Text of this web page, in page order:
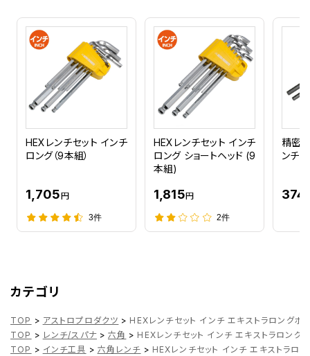
HEXレンチセット インチ
ロング（9本組）
1,705円
3件
HEXレンチセット インチ
ロング ショートヘッド (9
本組)
1,815円
2件
精密
ンチ
374
カテゴリ
TOP > アストロプロダクツ > HEXレンチセット インチ エキストラロング
TOP > レンチ/スパナ > 六角 > HEXレンチセット インチ エキストラロン
TOP > インチ工具 > 六角レンチ > HEXレンチセット インチ エキストラロ